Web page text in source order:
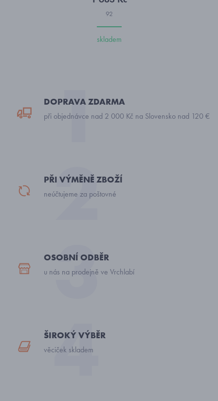
92
skladem
DOPRAVA ZDARMA
při objednávce nad 2 000 Kč na Slovensko nad 120 €
PŘI VÝMĚNĚ ZBOŽÍ
neúčtujeme za poštovné
OSOBNÍ ODBĚR
u nás na prodejně ve Vrchlabí
ŠIROKÝ VÝBĚR
věciček skladem